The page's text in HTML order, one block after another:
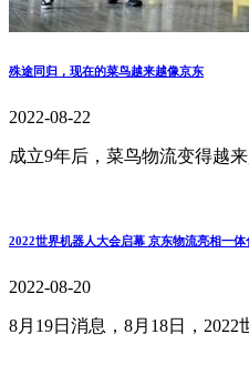
殊途同归，现在的菜鸟越来越像京东
2022-08-22
成立9年后，菜鸟物流变得越
2022世界机器人大会启幕 京东物流亮相一体
2022-08-20
8月19日消息，8月18日，2022